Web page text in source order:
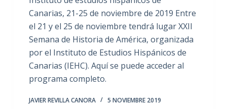
Canarias, 21-25 de noviembre de 2019 Entre
el 21 y el 25 de noviembre tendrá lugar XXII
Semana de Historia de América, organizada
por el Instituto de Estudios Hispánicos de
Canarias (IEHC). Aquí se puede acceder al
programa completo.
JAVIER REVILLA CANORA 5 NOVIEMBRE 2019